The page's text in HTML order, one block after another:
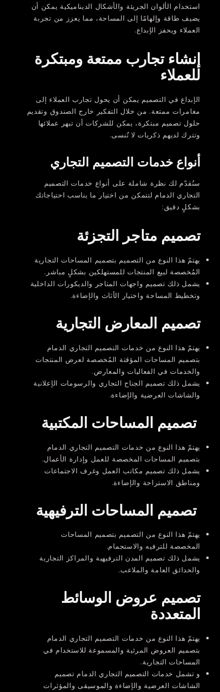
استخدام الألوان الجريئة والأشكال الديناميكية يمكن أن
يضيف طاقة وإلهامًا إلى المساحة، مما يعزز من تجربة
العملاء ويحفز الإبداع.
إنشاء تجارب ممتعة ومبتكرة
للعملاء
الإبداع في التصميم يمكن أن يحول تجارب العملاء إلى
مغامرات ممتعة. من خلال التفكير خارج الصندوق وتقديم
حلول تصميم مبتكرة، يمكن للشركات أن تبهر عملائها
وتترك لديهم ذكريات لا تُنسى.
أنواع خدمات التصميم التجاري
سنُقدّم لك نظرة شاملة على أنواع خدمات التصميم
التجاري الدمام لتتمكن من اختيار ما يناسب احتياجاتك
بشكلٍ دقيق:
تصميم متاجر التجزئة
يهتمّ هذا النوع من التصميم بتصميم المساحات التجارية
المُخصصة لبيع المنتجات للمستهلكين بشكلٍ مباشر.
يشمل ذلك تصميم واجهات المتاجر والديكورات الداخلية
وتخطيط المساحة واختيار الأثاث والإضاءة.
تصميم المعارض التجارية
يهتمّ هذا النوع من خدمات التصميم التجاري الدمام
بتصميم المساحات المؤقتة المُخصصة لعرض المنتجات
والخدمات في الفعاليات والمعارض.
يشمل ذلك تصميم الجناح التجاري والرسومات الإعلانية
والشاشات العرضية والإضاءة.
تصميم المساحات المكتبية
يهتمّ هذا النوع من خدمات التصميم التجاري الدمام
بتصميم المساحات المخصصة للعمل وإدارة الأعمال.
يشمل ذلك تصميم مكاتب العمل وغرف الاجتماعات
ومناطق الاستراحة والإضاءة.
تصميم المساحات الترفيهية
يهتمّ هذا النوع من التصميم بتصميم المساحات
المخصصة للترفيه والاستجمام.
يشمل ذلك تصميم المدن الترفيهية والمراكز التجارية
والحدائق العامة والملاعب.
تصميم عروض الوسائط
المتعددة
يهتمّ هذا النوع من خدمات التصميم التجاري الدمام
بتصميم العروض المرئية والمسموعة للاستخدام في
المساحات التجارية.
و تشمل خدمات التصميم التجاري الدمام تصميم
الشاشات العرضية والإضاءة والموسيقى والمؤثرات